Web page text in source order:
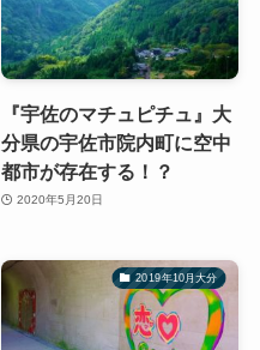
『宇佐のマチュピチュ』大
分県の宇佐市院内町に空中
都市が存在する！？
2020年5月20日
2019年10月大分